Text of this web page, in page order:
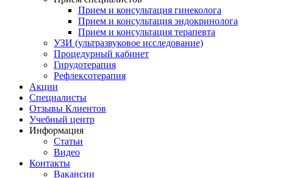
Прием и консультация гинеколога
Прием и консультация эндокринолога
Прием и консультация терапевта
УЗИ (ультразвуковое исследование)
Процедурный кабинет
Гирудотерапия
Рефлексотерапия
Акции
Специалисты
Отзывы Клиентов
Учебный центр
Информация
Статьи
Видео
Контакты
Вакансии